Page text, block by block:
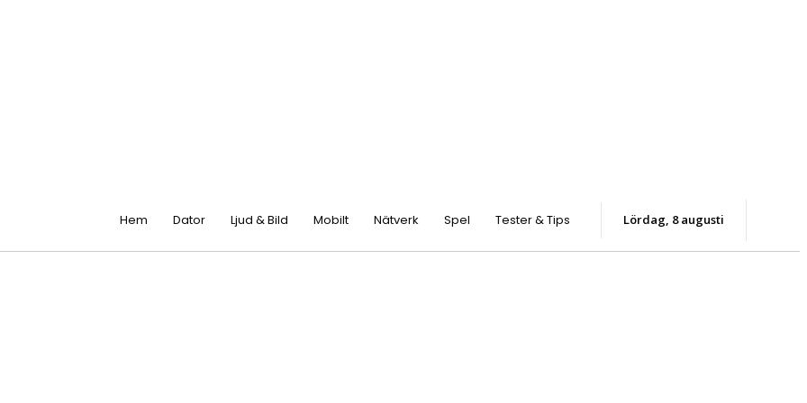
Hem Dator Ljud & Bild Mobilt Nätverk Spel Tester & Tips lördag, 8 augusti